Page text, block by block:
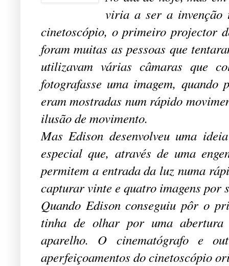
viria a ser a invenção
cinetoscópio, o primeiro projector
foram muitas as pessoas que
utilizavam várias câmaras que
fotografasse uma imagem,
eram mostradas num rápido
ilusão de movimento.
Mas Edison desenvolveu uma
especial que, através de uma
permitem a entrada da luz numa
capturar vinte e quatro imagens por
Quando Edison conseguiu pôr o
tinha de olhar por uma abertura
aparelho. O cinematógrafo e
aperfeiçoamentos do cinetoscópio